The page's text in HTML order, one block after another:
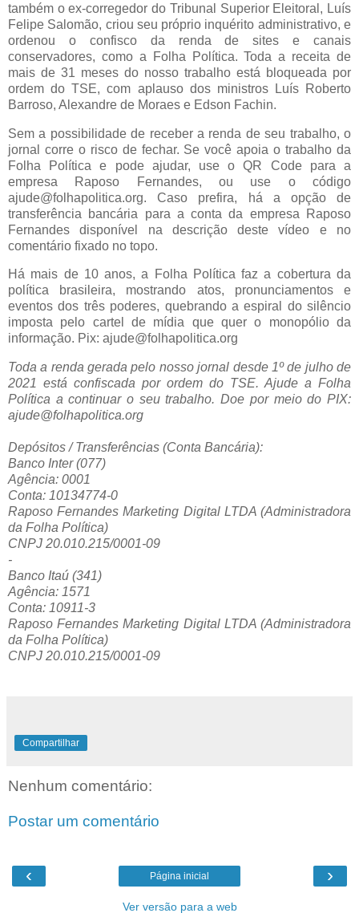
também o ex-corregedor do Tribunal Superior Eleitoral, Luís
Felipe Salomão, criou seu próprio inquérito administrativo, e
ordenou o confisco da renda de sites e canais
conservadores, como a Folha Política. Toda a receita de
mais de 31 meses do nosso trabalho está bloqueada por
ordem do TSE, com aplauso dos ministros Luís Roberto
Barroso, Alexandre de Moraes e Edson Fachin.
Sem a possibilidade de receber a renda de seu trabalho, o
jornal corre o risco de fechar. Se você apoia o trabalho da
Folha Política e pode ajudar, use o QR Code para a
empresa Raposo Fernandes, ou use o código
ajude@folhapolitica.org. Caso prefira, há a opção de
transferência bancária para a conta da empresa Raposo
Fernandes disponível na descrição deste vídeo e no
comentário fixado no topo.
Há mais de 10 anos, a Folha Política faz a cobertura da
política brasileira, mostrando atos, pronunciamentos e
eventos dos três poderes, quebrando a espiral do silêncio
imposta pelo cartel de mídia que quer o monopólio da
informação. Pix: ajude@folhapolitica.org
Toda a renda gerada pelo nosso jornal desde 1º de julho de
2021 está confiscada por ordem do TSE. Ajude a Folha
Política a continuar o seu trabalho. Doe por meio do PIX:
ajude@folhapolitica.org
Depósitos / Transferências (Conta Bancária):
Banco Inter (077)
Agência: 0001
Conta: 10134774-0
Raposo Fernandes Marketing Digital LTDA (Administradora
da Folha Política)
CNPJ 20.010.215/0001-09
-
Banco Itaú (341)
Agência: 1571
Conta: 10911-3
Raposo Fernandes Marketing Digital LTDA (Administradora
da Folha Política)
CNPJ 20.010.215/0001-09
Compartilhar
Nenhum comentário:
Postar um comentário
‹ ›
Página inicial
Ver versão para a web